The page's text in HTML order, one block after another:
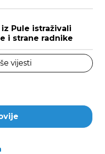
Pule istraživali
i strane radnike
vijesti